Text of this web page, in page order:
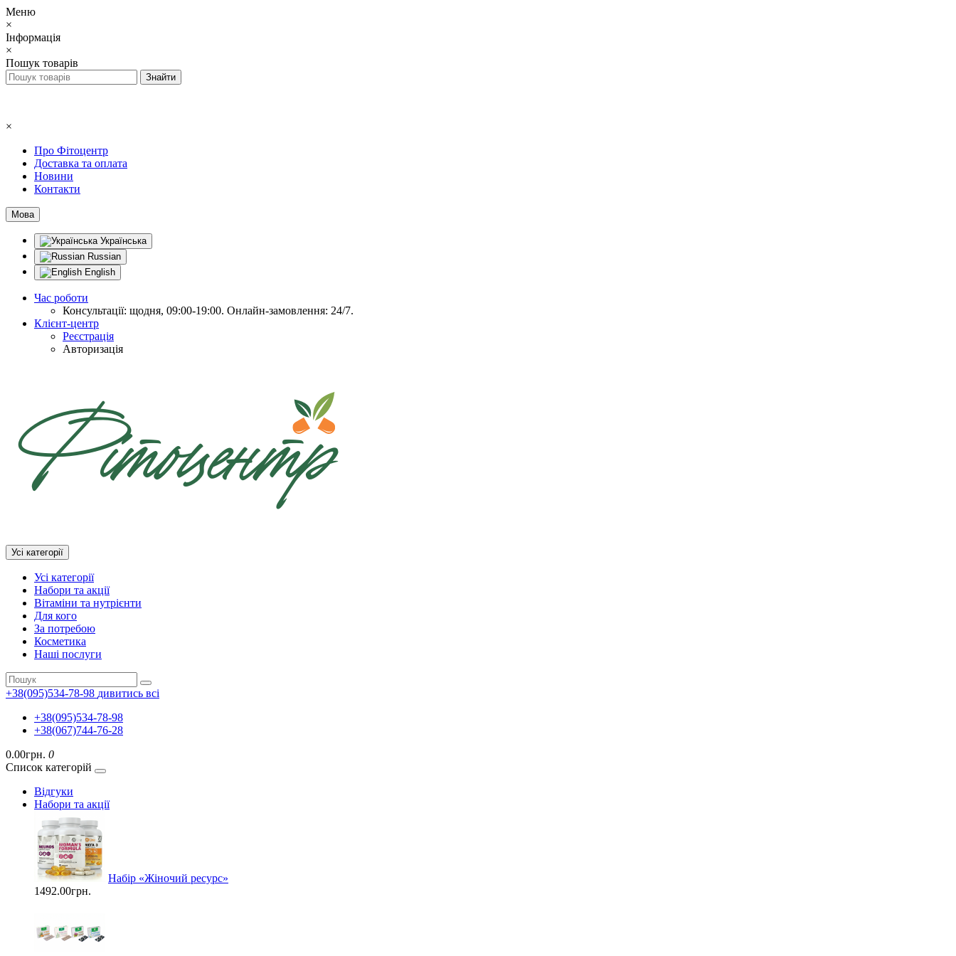
Меню
×
Інформація
×
Пошук товарів
×
Про Фітоцентр
Доставка та оплата
Новини
Контакти
Мова
Українська
Russian
English
Час роботи
Консультації: щодня, 09:00-19:00. Онлайн-замовлення: 24/7.
Клієнт-центр
Реєстрація
Авторизація
Усі категорії
Усі категорії
Набори та акції
Вітаміни та нутрієнти
Для кого
За потребою
Косметика
Наші послуги
+38(095)534-78-98 дивитись всі
+38(095)534-78-98
+38(067)744-76-28
0.00грн. 0
Список категорій
Відгуки
Набори та акції
Набір «Жіночий ресурс»
1492.00грн.